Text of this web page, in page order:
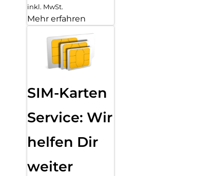
inkl. MwSt.
Mehr erfahren
SIM-Karten
Service: Wir
helfen Dir
weiter